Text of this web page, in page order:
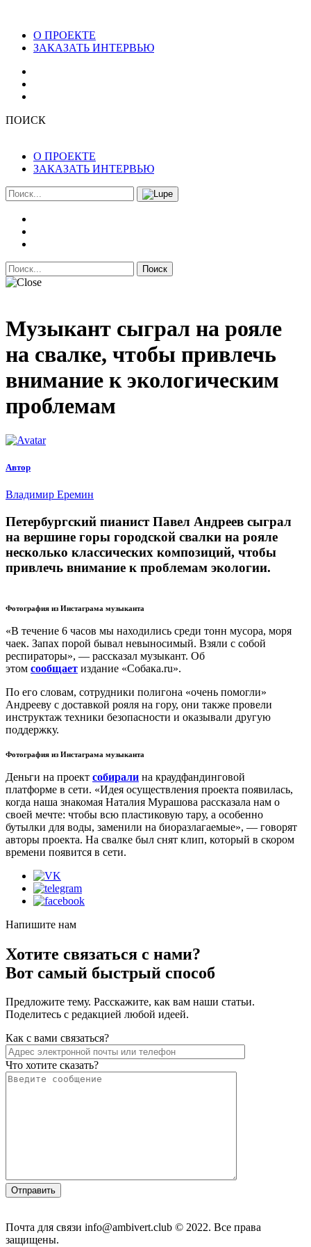
О ПРОЕКТЕ
ЗАКАЗАТЬ ИНТЕРВЬЮ
ПОИСК
О ПРОЕКТЕ
ЗАКАЗАТЬ ИНТЕРВЬЮ
Поиск
Музыкант сыграл на рояле
на свалке, чтобы привлечь
внимание к экологическим
проблемам
Автор
Владимир Еремин
Петербургский пианист Павел Андреев сыграл
на вершине горы городской свалки на рояле
несколько классических композиций, чтобы
привлечь внимание к проблемам экологии.
Фотография из Инстаграма музыканта
«В течение 6 часов мы находились среди тонн мусора, моря
чаек. Запах порой бывал невыносимый. Взяли с собой
респираторы», — рассказал музыкант. Об
этом сообщает издание «Собака.ru».
По его словам, сотрудники полигона «очень помогли»
Андрееву с доставкой рояля на гору, они также провели
инструктаж техники безопасности и оказывали другую
поддержку.
Фотография из Инстаграма музыканта
Деньги на проект собирали на краудфандинговой
платформе в сети. «Идея осуществления проекта появилась,
когда наша знакомая Наталия Мурашова рассказала нам о
своей мечте: чтобы всю пластиковую тару, а особенно
бутылки для воды, заменили на биоразлагаемые», — говорят
авторы проекта. На свалке был снят клип, который в скором
времени появится в сети.
Напишите нам
Хотите связаться с нами?
Вот самый быстрый способ
Предложите тему. Расскажите, как вам наши статьи.
Поделитесь с редакцией любой идеей.
Как с вами связаться?
Что хотите сказать?
Почта для связи info@ambivert.club © 2022. Все права
защищены.